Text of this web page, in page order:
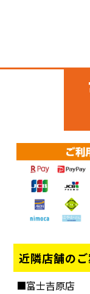
近隣店舗の
■富士吉原店